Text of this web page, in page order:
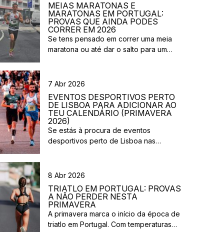
MEIAS MARATONAS E
MARATONAS EM PORTUGAL:
PROVAS QUE AINDA PODES
CORRER EM 2026
Se tens pensado em correr uma meia
maratona ou até dar o salto para um
Entre a primavera e o verão, o
vida. Há eventos por todo o país,
diferentes formatos e experiências para
todos os […]
7 Abr 2026
EVENTOS DESPORTIVOS PERTO
DE LISBOA PARA ADICIONAR AO
TEU CALENDÁRIO (PRIMAVERA
2026)
Se estás à procura de eventos
desportivos perto de Lisboa nas
vão acontecer na região durante esta
provas urbanas e eventos de trail,
existem opções para diferentes níveis e
objetivos. Aqui ficam algumas sugestões
de eventos desportivos perto de Lisboa
8 Abr 2026
TRIATLO EM PORTUGAL: PROVAS
A NÃO PERDER NESTA
PRIMAVERA
A primavera marca o início da época de
triatlo em Portugal. Com temperaturas